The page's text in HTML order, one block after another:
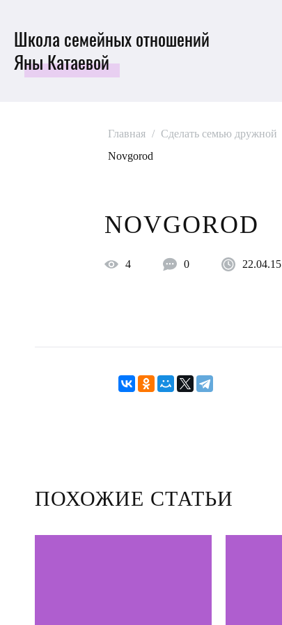
Школа семейных отношений
Яны Катаевой
Главная / Сделать семью дружной
Novgorod
NOVGOROD
4 0 22.04.15
ПОХОЖИЕ СТАТЬИ